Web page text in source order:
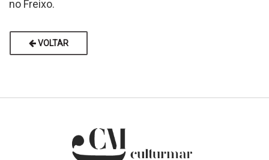
no Freixo.
VOLTAR